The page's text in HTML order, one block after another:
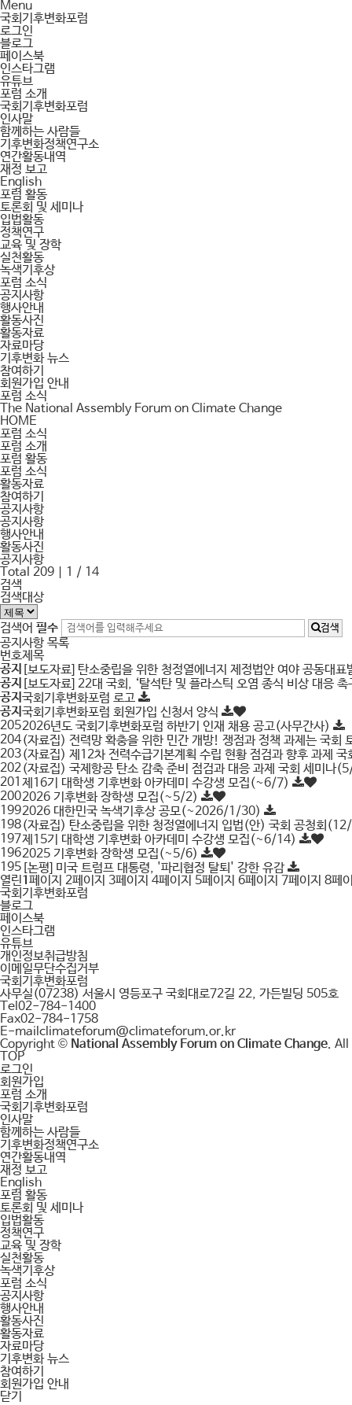
Menu
국회기후변화포럼
로그인
블로그
페이스북
인스타그램
유튜브
포럼 소개
국회기후변화포럼
인사말
함께하는 사람들
기후변화정책연구소
연간활동내역
재정 보고
English
포럼 활동
토론회 및 세미나
입법활동
정책연구
교육 및 장학
실천활동
녹색기후상
포럼 소식
공지사항
행사안내
활동사진
활동자료
자료마당
기후변화 뉴스
참여하기
회원가입 안내
포럼 소식
The National Assembly Forum on Climate Change
HOME
포럼 소식
포럼 소개
포럼 활동
포럼 소식
활동자료
참여하기
공지사항
공지사항
행사안내
활동사진
공지사항
Total 209 | 1 / 14
검색
검색대상
검색어 필수 검색
공지사항 목록
번호제목
공지 [보도자료] 탄소중립을 위한 청정열에너지 제정법안 여야 공동대
공지 [보도자료] 22대 국회, ‘탈석탄 및 플라스틱 오염 종식 비상 대응
공지 국회기후변화포럼 로고
공지 국회기후변화포럼 회원가입 신청서 양식
2052026년도 국회기후변화포럼 하반기 인재 채용 공고(사무간사)
204(자료집) 전력망 확충을 위한 민간 개방! 쟁점과 정책 과제는 국
203(자료집) 제12차 전력수급기본계획 수립 현황 점검과 향후 과제
202(자료집) 국제항공 탄소 감축 준비 점검과 대응 과제 국회 세미나
201 제16기 대학생 기후변화 아카데미 수강생 모집(~6/7)
2002026 기후변화 장학생 모집(~5/2)
1992026 대한민국 녹색기후상 공모(~2026/1/30)
198(자료집) 탄소중립을 위한 청정열에너지 입법(안) 국회 공청회
197제15기 대학생 기후변화 아카데미 수강생 모집(~6/14)
1962025 기후변화 장학생 모집(~5/6)
195 [논평] 미국 트럼프 대통령, '파리협정 탈퇴' 강한 유감
열린1페이지 2페이지 3페이지 4페이지 5페이지 6페이지 7페이지 8페
국회기후변화포럼
블로그
페이스북
인스타그램
유튜브
개인정보취급방침
이메일무단수집거부
국회기후변화포럼
사무실(07238) 서울시 영등포구 국회대로72길 22, 가든빌딩 505호
Tel02-784-1400
Fax02-784-1758
E-mailclimateforum@climateforum.or.kr
Copyright © National Assembly Forum on Climate Change. All
TOP
로그인
회원가입
포럼 소개
국회기후변화포럼
인사말
함께하는 사람들
기후변화정책연구소
연간활동내역
재정 보고
English
포럼 활동
토론회 및 세미나
입법활동
정책연구
교육 및 장학
실천활동
녹색기후상
포럼 소식
공지사항
행사안내
활동사진
활동자료
자료마당
기후변화 뉴스
참여하기
회원가입 안내
닫기